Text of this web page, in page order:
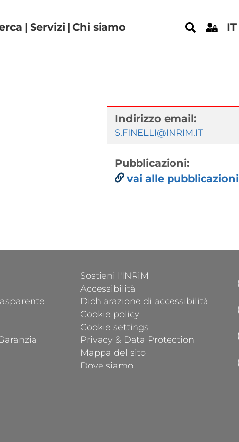
principale
Servizi Chi siamo IT
Indirizzo email:
S.FINELLI@INRIM.IT
Pubblicazioni:
vai alle pubblicazioni
FOOTER 2
Sostieni l'INRiM
Accessibilità
Dichiarazione di accessibilità
Cookie policy
Cookie settings
Privacy & Data Protection
Mappa del sito
Dove siamo